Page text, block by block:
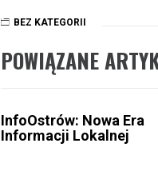
BEZ KATEGORII
POWIĄZANE
InfoOstrów: Nowa Era
Informacji Lokalnej